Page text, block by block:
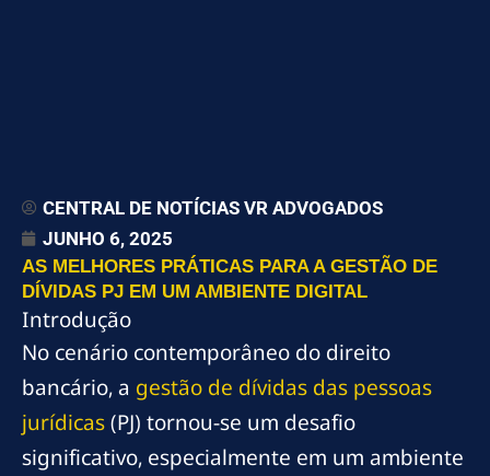
CENTRAL DE NOTÍCIAS VR ADVOGADOS
JUNHO 6, 2025
AS MELHORES PRÁTICAS PARA A GESTÃO DE
DÍVIDAS PJ EM UM AMBIENTE DIGITAL
Introdução
No cenário contemporâneo do direito
bancário, a gestão de dívidas das pessoas
jurídicas(PJ) tornou-se um desafio
significativo, especialmente em um ambiente